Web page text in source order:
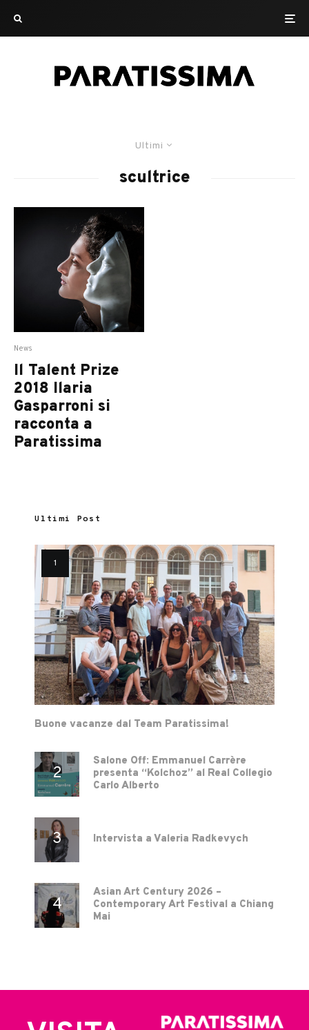
Ultimi
scultrice
News
Il Talent Prize
2018 Ilaria
Gasparroni si
racconta a
Paratissima
Ultimi Post
Buone vacanze dal Team Paratissima!
Salone Off: Emmanuel Carrère
presenta “Kolchoz” al Real Collegio
Carlo Alberto
Intervista a Valeria Radkevych
Asian Art Century 2026 –
Contemporary Art Festival a Chiang
Mai